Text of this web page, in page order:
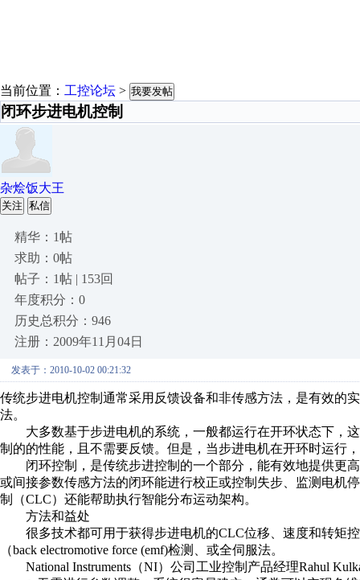
当前位置： 工控论坛 > 我要发帖
闭环步进电机控制
杂烩饭大王
关注 私信
精华：1帖
求助：0帖
帖子：1帖 | 153回
年度积分：0
历史总积分：946
注册：2009年11月04日
发表于：2010-10-02 00:21:32
传统步进电机控制通常采用反馈设备和非传感方法，是有效的
法。
大多数基于步进电机的系统，一般都运行在开环状态下，
制的的性能，且不需要反馈。但是，当步进电机在开环时运行
闭环控制，是传统步进控制的一个部分，能有效地提供更
或间接参数传感方法的闭环能进行校正或控制失步、监测电机
制（CLC）还能帮助执行智能分布运动架构。
方法和益处
很多技术都可用于获得步进电机的CLC位移、速度和转矩
（back electromotive force (emf)检测、或全伺服法。
National Instruments（NI）公司工业控制产品经理Rahul